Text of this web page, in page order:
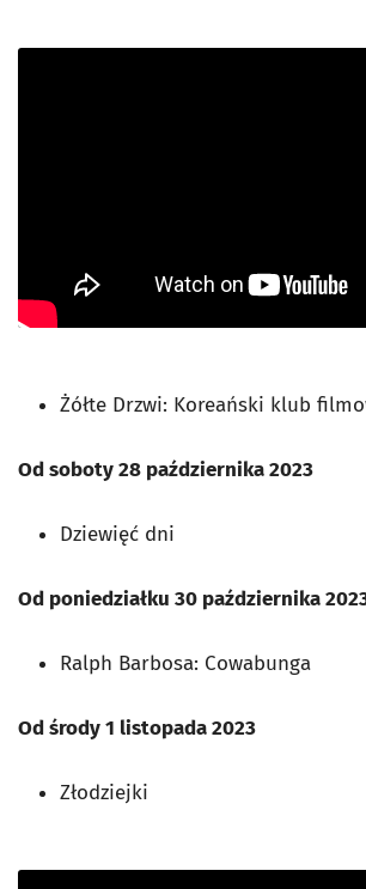
Żółte Drzwi: Koreański klub
Od soboty 28 października 2023
Dziewięć dni
Od poniedziałku 30 października
Ralph Barbosa: Cowabunga
Od środy 1 listopada 2023
Złodziejki